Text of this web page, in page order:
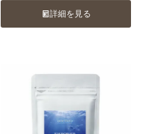
詳細を見る